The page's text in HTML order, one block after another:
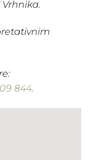
Vrhnika.
844.